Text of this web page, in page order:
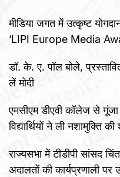
मीडिया जगत में उत्कृष्ट
‘LIPI Europe Media
डॉ. के. ए. पॉल बोले,
लें मोदी
एमसीएम डीएवी कॉलेज से
विद्यार्थियों ने ली नशामुक्ति
राज्यसभा में टीडीपी सांसद
अदालतों की कार्यप्रणाली पर